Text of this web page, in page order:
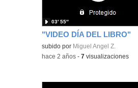
"VIDEO DÍA DEL LIBRO"
Contenido educativo.
subido por Miguel Angel Z.
03′ 55″
-hace 2 años -7 visualizaciones